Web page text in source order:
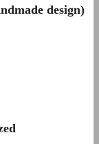
design)